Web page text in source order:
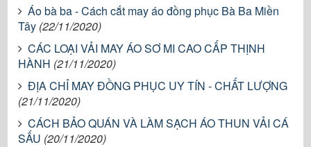
Áo bà ba - Cách cắt may áo đồng phục Bà Ba Miền
Tây (22/11/2020)
CÁC LOẠI VẢI MAY ÁO SƠ MI CAO CẤP THỊNH
HÀNH (21/11/2020)
ĐỊA CHỈ MAY ĐỒNG PHỤC UY TÍN - CHẤT LƯỢNG
(21/11/2020)
CÁCH BẢO QUÁN VÀ LÀM SẠCH ÁO THUN VẢI CÁ
SẤU (20/11/2020)